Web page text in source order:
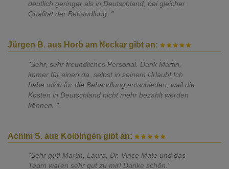
deutlich geringer als in Deutschland, bei gleicher
Qualität der Behandlung. "
Jürgen B. aus Horb am Neckar gibt an:
"Sehr, sehr freundliches Personal. Dank Martin,
immer für einen da, selbst in seinem Urlaub! Ich
habe mich für die Behandlung entschieden, weil die
Kosten in Deutschland nicht mehr bezahlt werden
können. "
Achim S. aus Kolbingen gibt an:
"Sehr gut! Martin, Laura, Dr. Vince Mate und das
Team waren sehr gut zu mir! Danke schön."